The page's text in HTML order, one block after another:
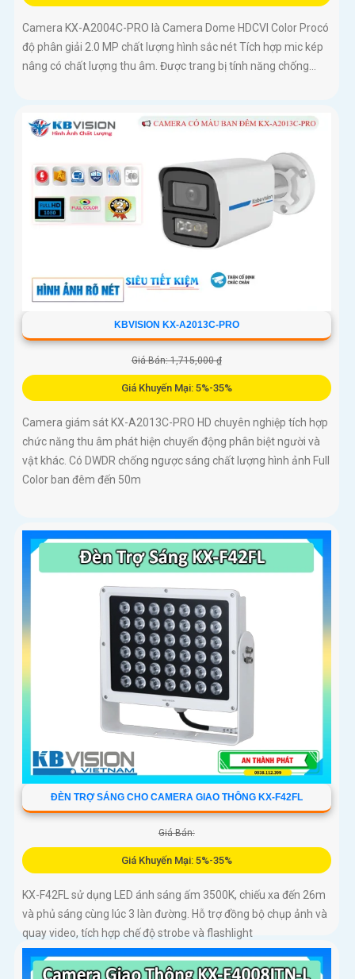
Camera KX-A2004C-PRO là Camera Dome HDCVI Color Procó
độ phân giải 2.0 MP chất lượng hình sắc nét Tích hợp mic kép
nâng có chất lượng thu âm. Được trang bị tính năng chống...
KBVISION KX-A2013C-PRO
Giá Bán: 1,715,000 ₫
Giá Khuyến Mại: 5%-35%
Camera giám sát KX-A2013C-PRO HD chuyên nghiệp tích hợp
chức năng thu âm phát hiện chuyển động phân biệt người và
vật khác. Có DWDR chống ngược sáng chất lượng hình ảnh Full
Color ban đêm đến 50m
ĐÈN TRỢ SÁNG CHO CAMERA GIAO THÔNG KX-F42FL
Giá Bán:
Giá Khuyến Mại: 5%-35%
KX-F42FL sử dụng LED ánh sáng ấm 3500K, chiếu xa đến 26m
và phủ sáng cùng lúc 3 làn đường. Hỗ trợ đồng bộ chụp ảnh và
quay video, tích hợp chế độ strobe và flashlight